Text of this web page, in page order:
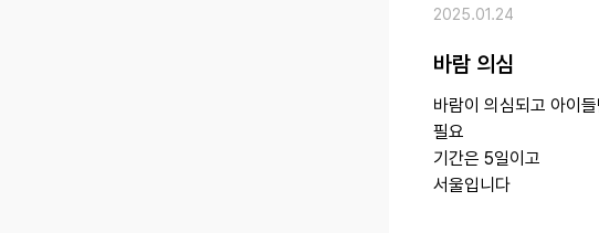
2025.01.24
바람 의심
바람이 의심되고 아이
필요
기간은 5일이고
서울입니다